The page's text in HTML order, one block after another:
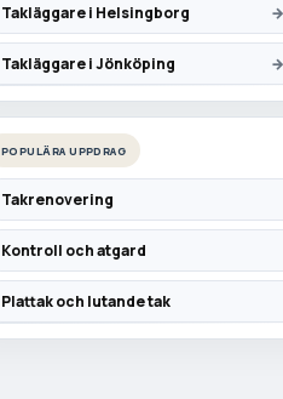
Takläggare i Helsingborg
Takläggare i Jönköping
POPULÄRA UPPDRAG
Takrenovering
Kontroll och atgard
Plattak och lutande tak